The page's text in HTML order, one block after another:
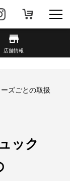
とは
店舗情報
ズごとの取扱
ック